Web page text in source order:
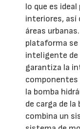
lo que es
interiores, así
áreas
plataforma
inteligente de
garantiza la
la bomba
de carga de la
combina un